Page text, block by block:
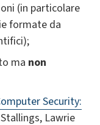
(in particolare
formate da
ma non
Security:
Lawrie